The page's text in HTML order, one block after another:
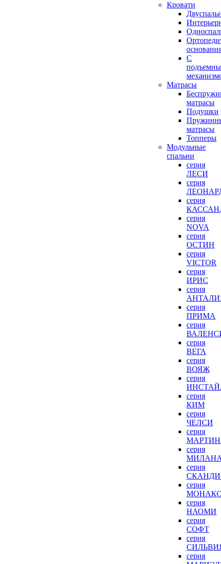
Кровати
С
Матрасы
матрасы
Подушки
матрасы
Топперы
Модульные
спальни
серия
ЛЕСИ
серия
серия
серия
NOVA
серия
ОСТИН
серия
VICTOR
серия
ИРИС
серия
серия
ПРИМА
серия
серия
ВЕГА
серия
ВОЯЖ
серия
серия
КИМ
серия
ЧЕЛСИ
серия
серия
серия
серия
серия
НАОМИ
серия
СОФТ
серия
серия